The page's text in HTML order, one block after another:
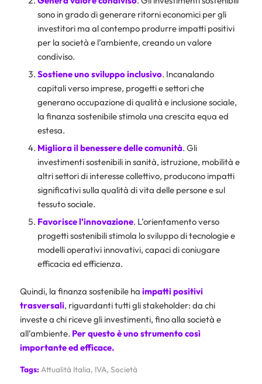
sono in grado di generare ritorni economici per gli
investitori ma al contempo produrre impatti positivi
per la società e l’ambiente, creando un valore
condiviso.
Sostiene uno sviluppo inclusivo. Incanalando
capitali verso imprese, progetti e settori che
generano occupazione di qualità e inclusione sociale,
la finanza sostenibile stimola una crescita equa ed
estesa.
Migliora il benessere delle comunità. Gli
investimenti sostenibili in sanità, istruzione, mobilità e
altri settori di interesse collettivo, producono impatti
significativi sulla qualità di vita delle persone e sul
tessuto sociale.
Favorisce l’innovazione. L’orientamento verso
progetti sostenibili stimola lo sviluppo di tecnologie e
modelli operativi innovativi, capaci di coniugare
efficacia ed efficienza.
Quindi, la finanza sostenibile ha impatti positivi
trasversali, riguardanti tutti gli stakeholder: da chi
investe a chi riceve gli investimenti, fino alla società e
all’ambiente. Per questo è uno strumento così
importante ed efficace.
Tags:Attualità Italia, IVA, Società